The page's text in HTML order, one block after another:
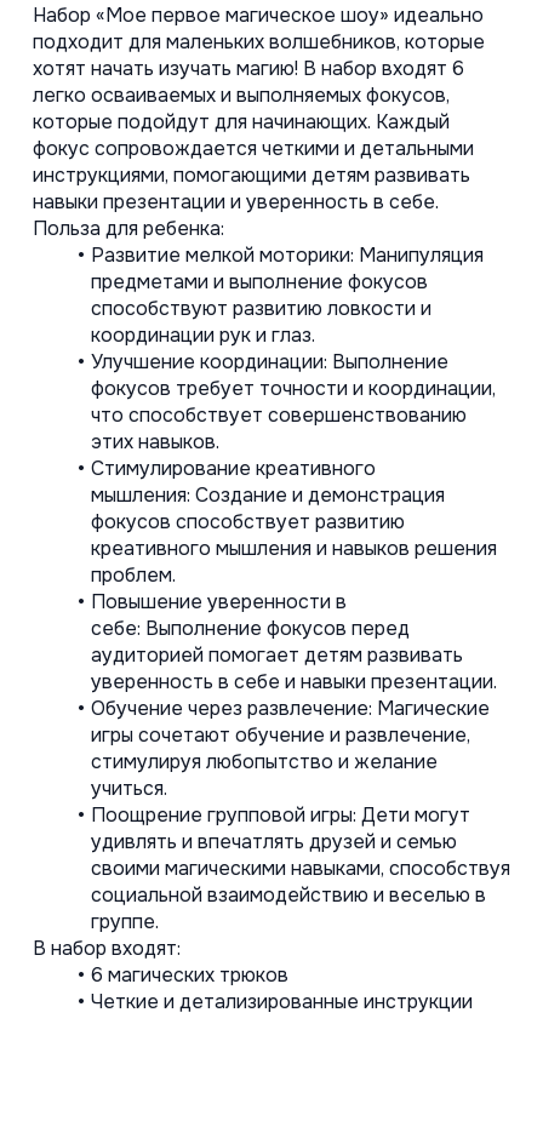
Набор «Мое первое магическое шоу» идеально
подходит для маленьких волшебников, которые
хотят начать изучать магию! В набор входят 6
легко осваиваемых и выполняемых фокусов,
которые подойдут для начинающих. Каждый
фокус сопровождается четкими и детальными
инструкциями, помогающими детям развивать
навыки презентации и уверенность в себе.
Польза для ребенка:
Развитие мелкой моторики: Манипуляция
предметами и выполнение фокусов
способствуют развитию ловкости и
координации рук и глаз.
Улучшение координации: Выполнение
фокусов требует точности и координации,
что способствует совершенствованию
этих навыков.
Стимулирование креативного
мышления: Создание и демонстрация
фокусов способствует развитию
креативного мышления и навыков решения
проблем.
Повышение уверенности в
себе: Выполнение фокусов перед
аудиторией помогает детям развивать
уверенность в себе и навыки презентации.
Обучение через развлечение: Магические
игры сочетают обучение и развлечение,
стимулируя любопытство и желание
учиться.
Поощрение групповой игры: Дети могут
удивлять и впечатлять друзей и семью
своими магическими навыками, способствуя
социальной взаимодействию и веселью в
группе.
В набор входят:
6 магических трюков
Четкие и детализированные инструкции